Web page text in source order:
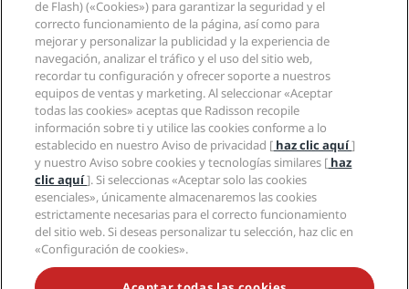
Hoteles Sports Approved
Hoteles ideales para familias
Salud y seguridad
Medios
Empleos en RHG
Empleos en PPHE
Empleos en EHL
The Club by RHG
Oportunidades de desarrollo
Responsabilidad social corporativa
Compras
Centro de privacidad
Aviso legal
Términos y condiciones de Radisson Rewards
Acuerdo de uso del sitio
Accesibilidad digital
Declaración sobre la esclavitud moderna
Ayuda
Avisos al consumidor
Contacto
Preguntas frecuentes
Mapa del sitio
Redes sociales
Marcas de Radisson Hotels
NO TE PIERDAS NUESTRAS OFERTAS MÁS POPULARES
de Flash) («Cookies») para garantizar la seguridad y el
correcto funcionamiento de la página, así como para
mejorar y personalizar la publicidad y la experiencia de
navegación, analizar el tráfico y el uso del sitio web,
recordar tu configuración y ofrecer soporte a nuestros
equipos de ventas y marketing. Al seleccionar «Aceptar
todas las cookies» aceptas que Radisson recopile
información sobre ti y utilice las cookies conforme a lo
establecido en nuestro Aviso de privacidad [ haz clic aquí]
y nuestro Aviso sobre cookies y tecnologías similares [ haz
clic aquí]. Si seleccionas «Aceptar solo las cookies
esenciales», únicamente almacenaremos las cookies
estrictamente necesarias para el correcto funcionamiento
del sitio web. Si deseas personalizar tu selección, haz clic en
«Configuración de cookies».